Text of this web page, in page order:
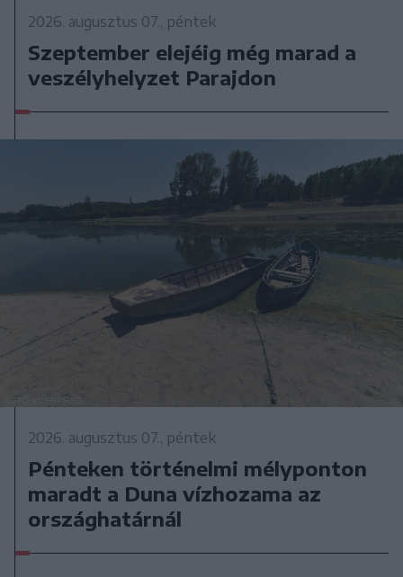
2026. augusztus 07., péntek
Szeptember elejéig még marad a
veszélyhelyzet Parajdon
2026. augusztus 07., péntek
Pénteken történelmi mélyponton
maradt a Duna vízhozama az
országhatárnál